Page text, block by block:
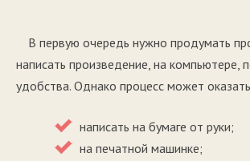
В первую очередь нужно продумать
написать произведение, на
удобства. Однако процесс может
написать на бумаге от руки;
на печатной машинке;